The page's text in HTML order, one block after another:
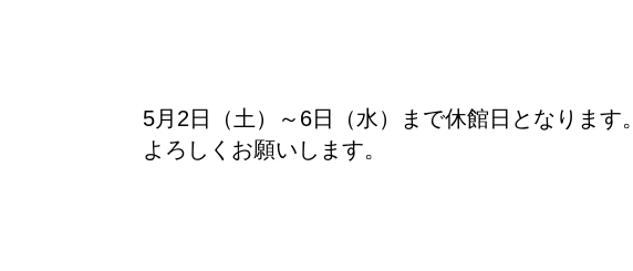
5月2日（土）～6日（水）まで休館日となります。
よろしくお願いします。